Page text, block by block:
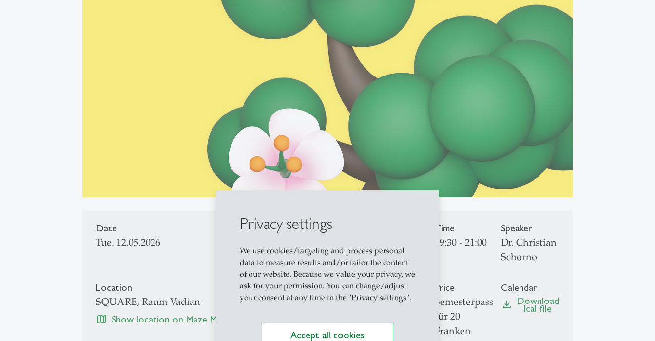
Privacy settings
We use cookies/targeting and process personal
data to measure results and/or tailor the content
of our website. Because we value your privacy, we
ask for your permission. You can change/adjust
your consent at any time in the "Privacy settings".
Accept all cookies
Date
Tue. 12.05.2026
Time
19:30 - 21:00
Speaker
Dr. Christian
Schorno
Location
SQUARE, Raum Vadian
map Show location on Maze Map
Price
Semesterpass
für 20
Franken
Calendar
file_download Download
Ical file